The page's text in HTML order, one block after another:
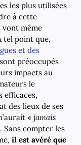
les plus utilisées
à cette
vont même
tel point que,
et des
préoccupés
impacts au
le
efficaces,
des lieux de ses
« jamais
Sans compter les
il est avéré que